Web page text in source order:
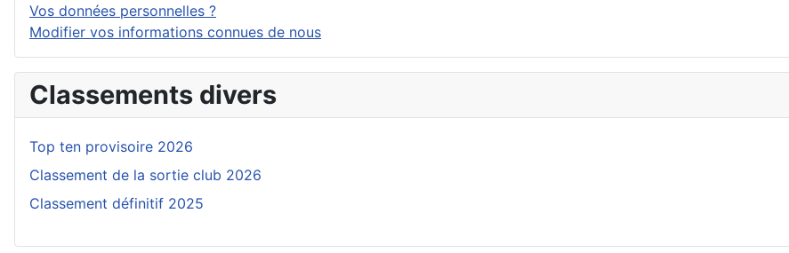
Vos données personnelles ?
Modifier vos informations connues de nous
Classements divers
Top ten provisoire 2026
Classement de la sortie club 2026
Classement définitif 2025